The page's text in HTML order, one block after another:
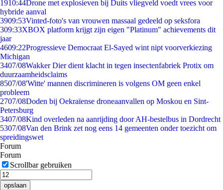
1910:44Drone met explosieven bij Duits vliegveld voedt vrees voor
hybride aanval
3909:53Vinted-foto's van vrouwen massaal gedeeld op seksfora
309:33XBOX platform krijgt zijn eigen "Platinum" achievements dit
jaar
4609:22Progressieve Democraat El-Sayed wint nipt voorverkiezing
Michigan
3407/08Wakker Dier dient klacht in tegen insectenfabriek Protix om
duurzaamheidsclaims
8507/08'Witte' mannen discrimineren is volgens OM geen enkel
probleem
2707/08Doden bij Oekraïense droneaanvallen op Moskou en Sint-
Petersburg
3407/08Kind overleden na aanrijding door AH-bestelbus in Dordrecht
5307/08Van den Brink zet nog eens 14 gemeenten onder toezicht om
spreidingswet
Forum
Forum
Scrollbar gebruiken
opslaan